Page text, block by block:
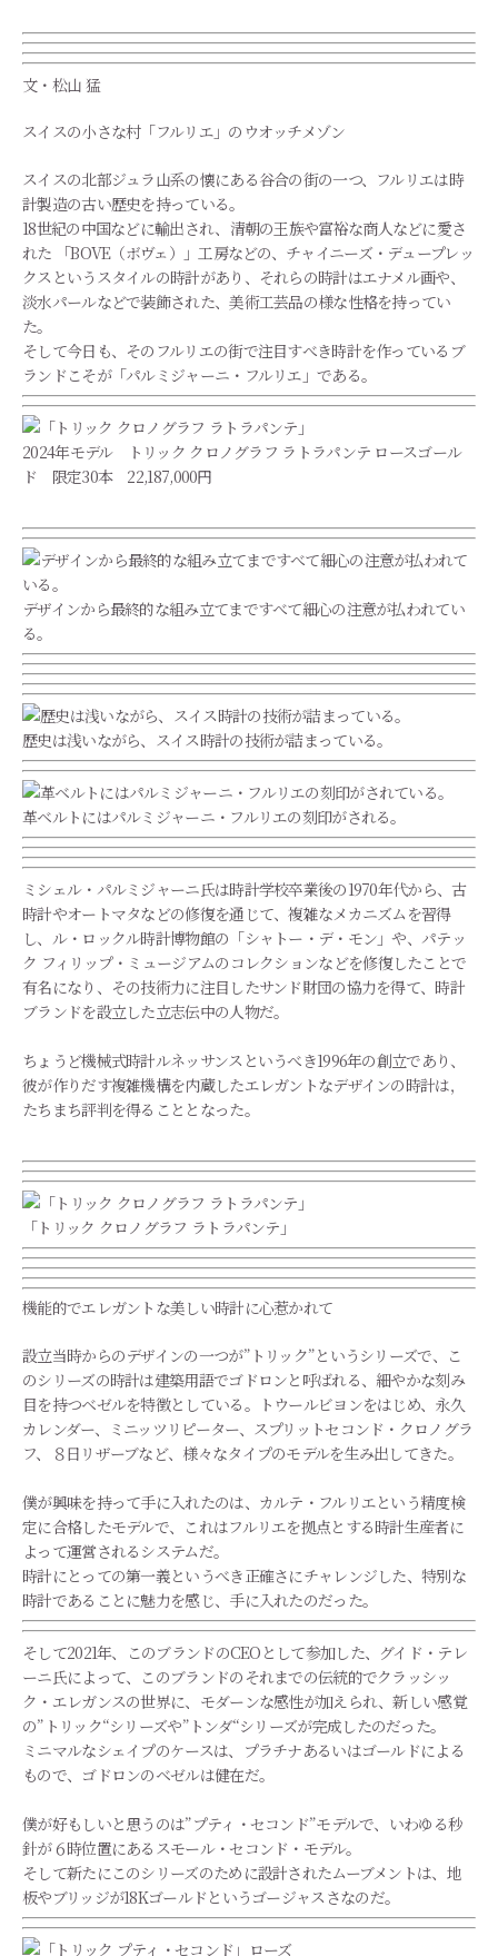
文・松山 猛
スイスの小さな村「フルリエ」のウオッチメゾン
スイスの北部ジュラ山系の懐にある谷合の街の一つ、フルリエは時
計製造の古い歴史を持っている。
18世紀の中国などに輸出され、清朝の王族や富裕な商人などに愛さ
れた 「BOVE（ボヴェ）」工房などの、チャイニーズ・デュープレッ
クスというスタイルの時計があり、それらの時計はエナメル画や、
淡水パールなどで装飾された、美術工芸品の様な性格を持ってい
た。
そして今日も、そのフルリエの街で注目すべき時計を作っているブ
ランドこそが「パルミジャーニ・フルリエ」である。
2024年モデル トリック クロノグラフ ラトラパンテ ロースゴール
ド 限定30本 22,187,000円
デザインから最終的な組み立てまですべて細心の注意が払われてい
る。
歴史は浅いながら、スイス時計の技術が詰まっている。
革ベルトにはパルミジャーニ・フルリエの刻印がされる。
ミシェル・パルミジャーニ氏は時計学校卒業後の1970年代から、古
時計やオートマタなどの修復を通じて、複雑なメカニズムを習得
し、ル・ロックル時計博物館の「シャトー・デ・モン」や、パテッ
ク フィリップ・ミュージアムのコレクションなどを修復したことで
有名になり、その技術力に注目したサンド財団の協力を得て、時計
ブランドを設立した立志伝中の人物だ。
ちょうど機械式時計ルネッサンスというべき1996年の創立であり、
彼が作りだす複雑機構を内蔵したエレガントなデザインの時計は，
たちまち評判を得ることとなった。
「トリック クロノグラフ ラトラパンテ」
機能的でエレガントな美しい時計に心惹かれて
設立当時からのデザインの一つが”トリック”というシリーズで、こ
のシリーズの時計は建築用語でゴドロンと呼ばれる、細やかな刻み
目を持つベゼルを特徴としている。トウールビヨンをはじめ、永久
カレンダー、ミニッツリピーター、スプリットセコンド・クロノグラ
フ、８日リザーブなど、様々なタイプのモデルを生み出してきた。
僕が興味を持って手に入れたのは、カルテ・フルリエという精度検
定に合格したモデルで、これはフルリエを拠点とする時計生産者に
よって運営されるシステムだ。
時計にとっての第一義というべき正確さにチャレンジした、特別な
時計であることに魅力を感じ、手に入れたのだった。
そして2021年、このブランドのCEOとして参加した、グイド・テレ
ーニ氏によって、このブランドのそれまでの伝統的でクラッシッ
ク・エレガンスの世界に、モダーンな感性が加えられ、新しい感覚
の”トリック“シリーズや”トンダ“シリーズが完成したのだった。
ミニマルなシェイプのケースは、プラチナあるいはゴールドによる
もので、ゴドロンのベゼルは健在だ。
僕が好もしいと思うのは”プティ・セコンド”モデルで、いわゆる秒
針が６時位置にあるスモール・セコンド・モデル。
そして新たにこのシリーズのために設計されたムーブメントは、地
板やブリッジが18Kゴールドというゴージャスさなのだ。